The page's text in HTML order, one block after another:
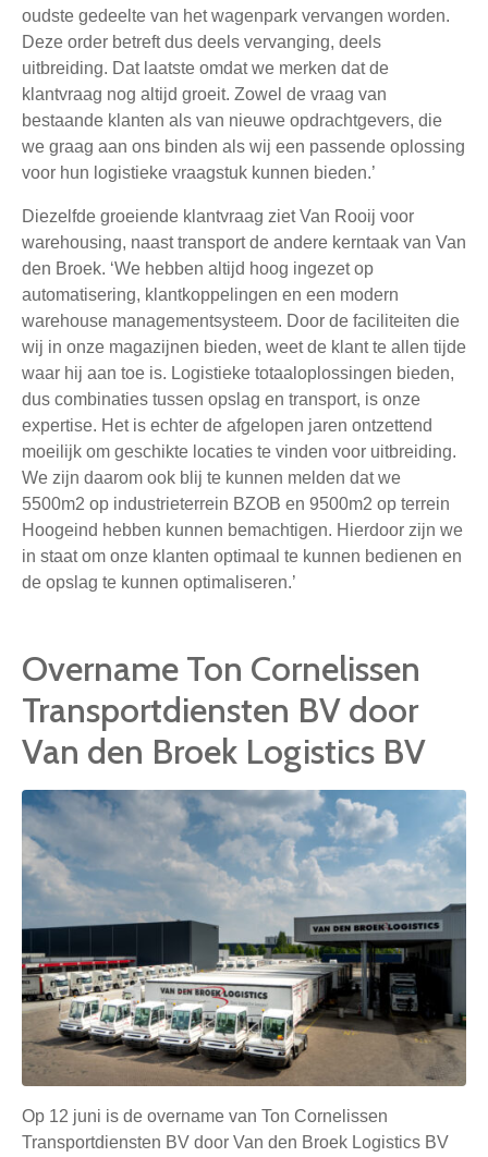
oudste gedeelte van het wagenpark vervangen worden.
Deze order betreft dus deels vervanging, deels
uitbreiding. Dat laatste omdat we merken dat de
klantvraag nog altijd groeit. Zowel de vraag van
bestaande klanten als van nieuwe opdrachtgevers, die
we graag aan ons binden als wij een passende oplossing
voor hun logistieke vraagstuk kunnen bieden.’
Diezelfde groeiende klantvraag ziet Van Rooij voor
warehousing, naast transport de andere kerntaak van Van
den Broek. ‘We hebben altijd hoog ingezet op
automatisering, klantkoppelingen en een modern
warehouse managementsysteem. Door de faciliteiten die
wij in onze magazijnen bieden, weet de klant te allen tijde
waar hij aan toe is. Logistieke totaaloplossingen bieden,
dus combinaties tussen opslag en transport, is onze
expertise. Het is echter de afgelopen jaren ontzettend
moeilijk om geschikte locaties te vinden voor uitbreiding.
We zijn daarom ook blij te kunnen melden dat we
5500m2 op industrieterrein BZOB en 9500m2 op terrein
Hoogeind hebben kunnen bemachtigen. Hierdoor zijn we
in staat om onze klanten optimaal te kunnen bedienen en
de opslag te kunnen optimaliseren.’
Overname Ton Cornelissen
Transportdiensten BV door
Van den Broek Logistics BV
Op 12 juni is de overname van Ton Cornelissen
Transportdiensten BV door Van den Broek Logistics BV